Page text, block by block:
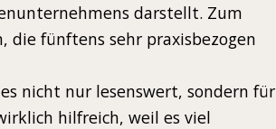
darstellt. Zum
die fünftens sehr praxisbezogen
nicht nur lesenswert, sondern für
hilfreich, weil es viel